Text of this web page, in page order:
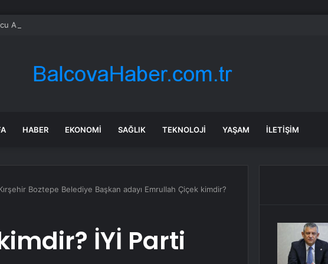
Aslı İnandık evleniyor: Ünlü reklamcıdan romantik teklif
HABER EKONOMI SAĞLIK TEKNOLOJI YAŞAM İLETIŞIM
Boztepe Belediye Başkan adayı Emrullah Çiçek kimdir?
İYİ Parti